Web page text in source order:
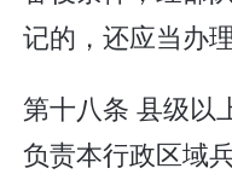
记的，还应当办
第十八条 县级以
负责本行政区域